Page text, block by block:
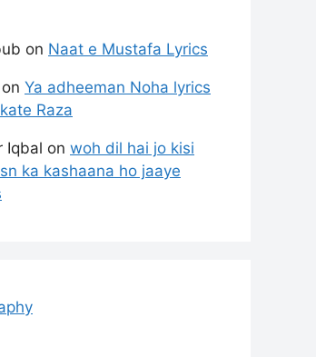
on Naat e Mustafa Lyrics
on Ya adheeman Noha lyrics
Raza
Iqbal on woh dil hai jo kisi
ka kashaana ho jaaye